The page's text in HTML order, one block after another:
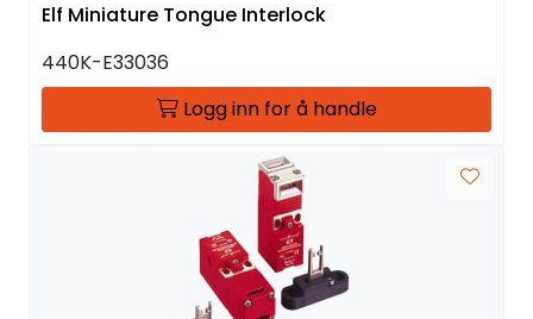
Elf Miniature Tongue Interlock
440K-E33036
Logg inn for å handle